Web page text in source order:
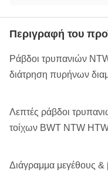
Περιγραφή του
Ράβδοι τρυπανιών
διάτρηση πυρήνων
Λεπτές ράβδοι
τοίχων BWT NTW
Διάγραμμα μεγέθους